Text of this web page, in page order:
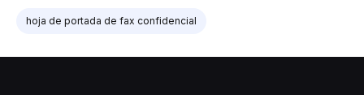
hoja de portada de fax confidencial